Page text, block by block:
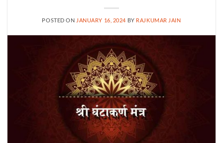
POSTED ON JANUARY 16, 2024 BY RAJKUMAR JAIN